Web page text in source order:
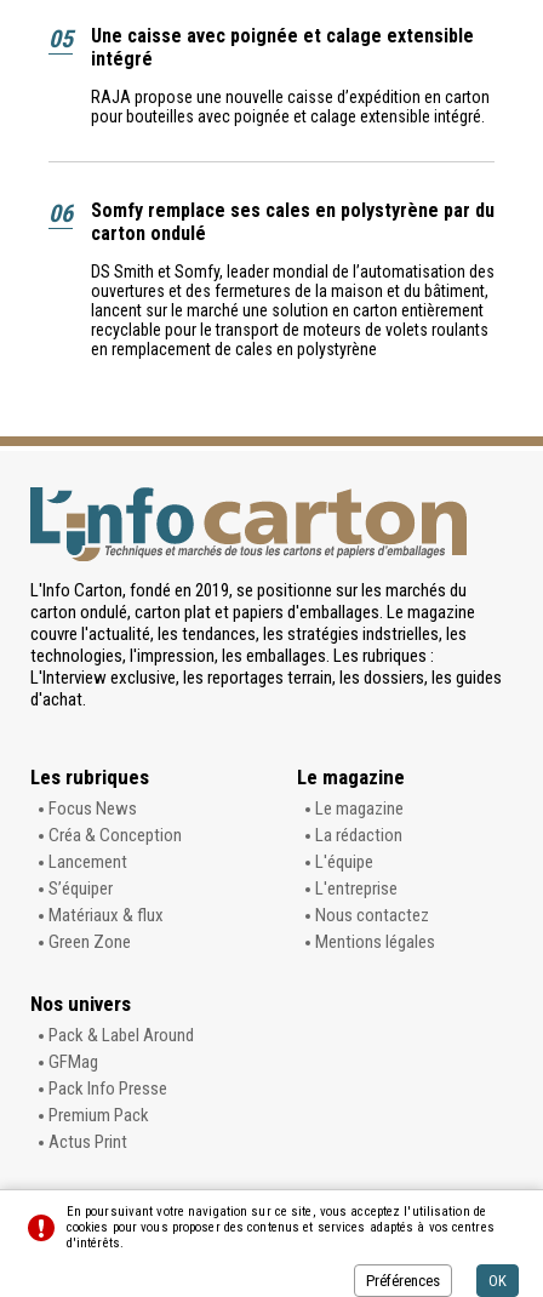
05
Une caisse avec poignée et calage extensible
intégré
RAJA propose une nouvelle caisse d’expédition en carton
pour bouteilles avec poignée et calage extensible intégré.
06
Somfy remplace ses cales en polystyrène par du
carton ondulé
DS Smith et Somfy, leader mondial de l’automatisation des
ouvertures et des fermetures de la maison et du bâtiment,
lancent sur le marché une solution en carton entièrement
recyclable pour le transport de moteurs de volets roulants
en remplacement de cales en polystyrène
L'Info Carton, fondé en 2019, se positionne sur les marchés du
carton ondulé, carton plat et papiers d'emballages. Le magazine
couvre l'actualité, les tendances, les stratégies indstrielles, les
technologies, l'impression, les emballages. Les rubriques :
L'Interview exclusive, les reportages terrain, les dossiers, les guides
d'achat.
Les rubriques
Focus News
Créa & Conception
Lancement
S’équiper
Matériaux & flux
Green Zone
Le magazine
Le magazine
La rédaction
L'équipe
L'entreprise
Nous contactez
Mentions légales
Nos univers
Pack & Label Around
GFMag
Pack Info Presse
Premium Pack
Actus Print
Préférences Crédits
En poursuivant votre navigation sur ce site, vous acceptez l'utilisation de
cookies pour vous proposer des contenus et services adaptés à vos centres
d'intérêts.
Préférences OK